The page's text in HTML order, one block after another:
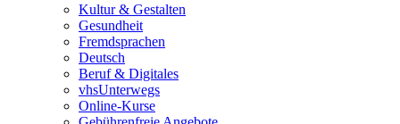
Kultur & Gestalten
Gesundheit
Fremdsprachen
Deutsch
Beruf & Digitales
vhsUnterwegs
Online-Kurse